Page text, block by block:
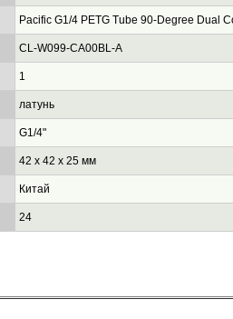
Pacific G1/4 PETG Tube 90-Degree Dual
CL-W099-CA00BL-A
1
латунь
G1/4"
42 x 42 x 25 мм
Китай
24